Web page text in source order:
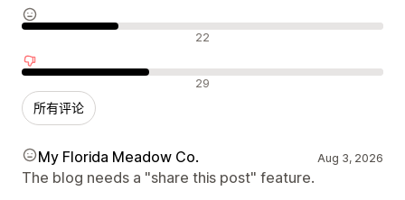
中评 22
差评 29
所有评论
My Florida Meadow Co. Aug 3, 2026
The blog needs a "share this post" feature.